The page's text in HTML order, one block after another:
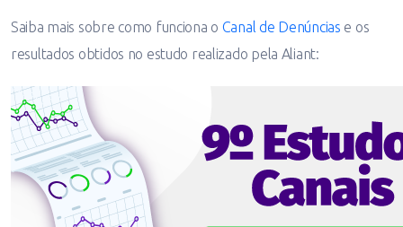
Saiba mais sobre como funciona o Canal de Denúncias e os
resultados obtidos no estudo realizado pela Aliant: